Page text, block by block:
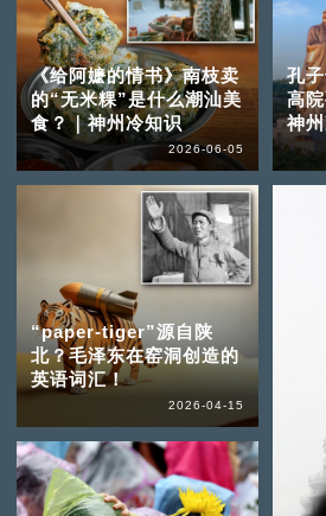
《给阿嬷的情书》南枝卖
的“无米粿”是什么潮汕美
食？｜神州冷知识
2026-06-05
孔
高
神
“paper-tiger”源自陕
北？毛泽东在窑洞创造的
英语词汇！
2026-04-15